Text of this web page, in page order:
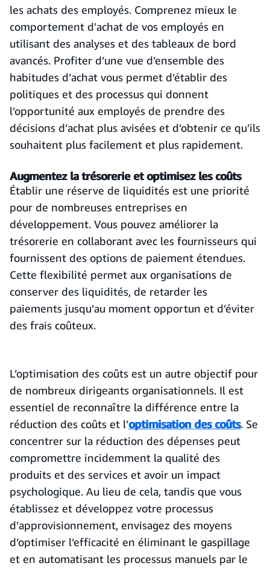
les achats des employés. Comprenez mieux le
comportement d'achat de vos employés en
utilisant des analyses et des tableaux de bord
avancés. Profiter d’une vue d’ensemble des
habitudes d’achat vous permet d’établir des
politiques et des processus qui donnent
l’opportunité aux employés de prendre des
décisions d’achat plus avisées et d’obtenir ce qu’ils
souhaitent plus facilement et plus rapidement.
Augmentez la trésorerie et optimisez les coûts
Établir une réserve de liquidités est une priorité
pour de nombreuses entreprises en
développement. Vous pouvez améliorer la
trésorerie en collaborant avec les fournisseurs qui
fournissent des options de paiement étendues.
Cette flexibilité permet aux organisations de
conserver des liquidités, de retarder les
paiements jusqu’au moment opportun et d’éviter
des frais coûteux.
L’optimisation des coûts est un autre objectif pour
de nombreux dirigeants organisationnels. Il est
essentiel de reconnaître la différence entre la
réduction des coûts et l’optimisation des coûts. Se
concentrer sur la réduction des dépenses peut
compromettre incidemment la qualité des
produits et des services et avoir un impact
psychologique. Au lieu de cela, tandis que vous
établissez et développez votre processus
d’approvisionnement, envisagez des moyens
d’optimiser l’efficacité en éliminant le gaspillage
et en automatisant les processus manuels par le